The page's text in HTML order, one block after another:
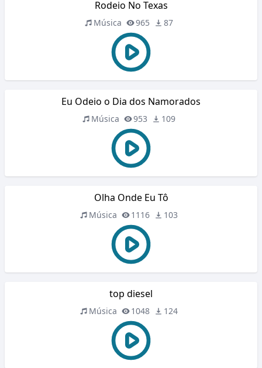
Rodeio No Texas
Música 965 87
Eu Odeio o Dia dos Namorados
Música 953 109
Olha Onde Eu Tô
Música 1116 103
top diesel
Música 1048 124